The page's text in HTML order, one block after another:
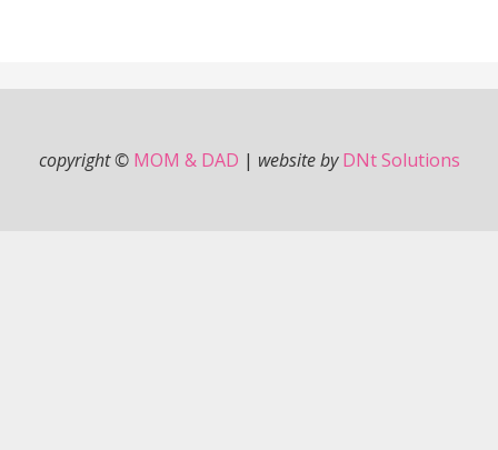
copyright © MOM & DAD | website by DNt Solutions